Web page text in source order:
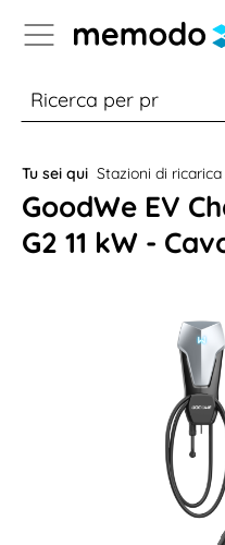
Skip to B2B platform
% Sale Moduli
Tu sei qui Stazioni di ricarica
GoodWe EV
G2 11 kW -